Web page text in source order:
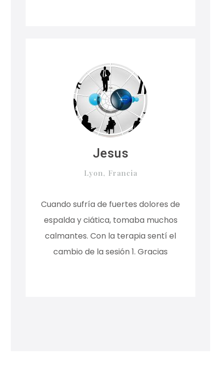
Jesus
Lyon, Francia
Cuando sufría de fuertes dolores de
espalda y ciática, tomaba muchos
calmantes. Con la terapia sentí el
cambio de la sesión 1. Gracias